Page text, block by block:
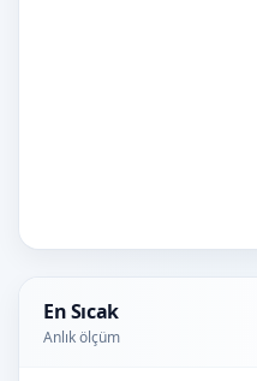
En Sıcak
Anlık ölçüm